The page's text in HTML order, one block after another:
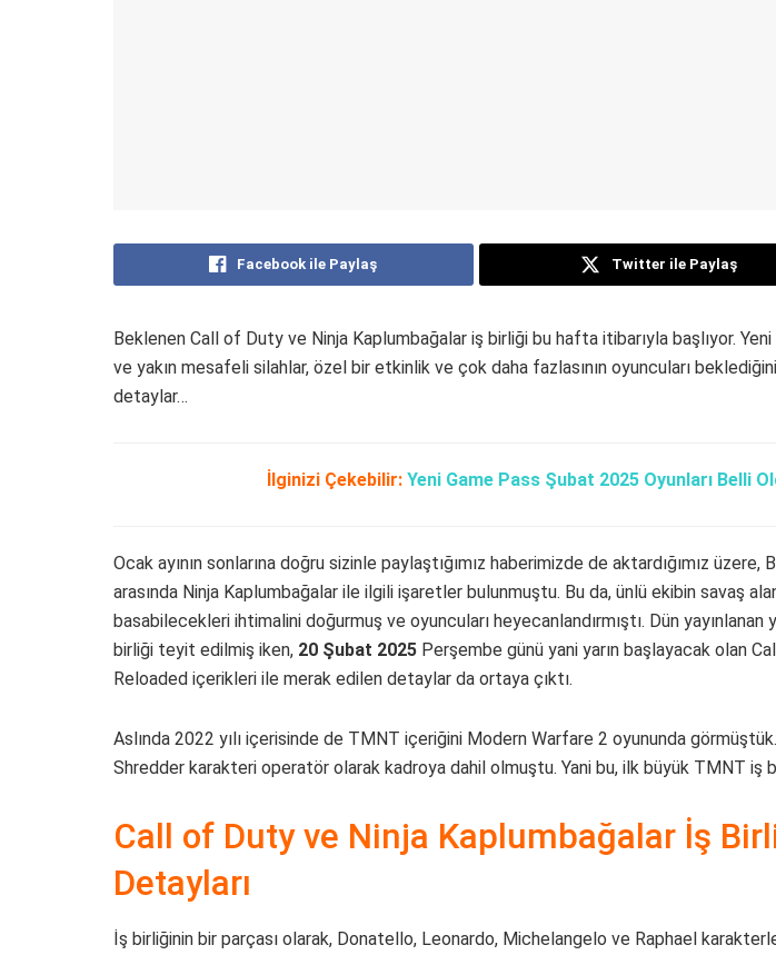
Facebook ile Paylaş Twitter ile Paylaş
Beklenen Call of Duty ve Ninja Kaplumbağalar iş birliği bu hafta itibarıyla başlıyor.
ve yakın mesafeli silahlar, özel bir etkinlik ve çok daha fazlasının oyuncuları
detaylar…
İlginizi Çekebilir: Yeni Game Pass Şubat 2025 Oyunları Belli
Ocak ayının sonlarına doğru sizinle paylaştığımız haberimizde de aktardığımız üzere,
arasında Ninja Kaplumbağalar ile ilgili işaretler bulunmuştu. Bu da, ünlü ekibin savaş
basabilecekleri ihtimalini doğurmuş ve oyuncuları heyecanlandırmıştı. Dün yayınlanan
birliği teyit edilmiş iken, 20 Şubat 2025 Perşembe günü yani yarın başlayacak olan
Reloaded içerikleri ile merak edilen detaylar da ortaya çıktı.
Aslında 2022 yılı içerisinde de TMNT içeriğini Modern Warfare 2 oyununda
Shredder karakteri operatör olarak kadroya dahil olmuştu. Yani bu, ilk büyük TMNT iş
Call of Duty ve Ninja Kaplumbağalar İş
Detayları
İş birliğinin bir parçası olarak, Donatello, Leonardo, Michelangelo ve Raphael